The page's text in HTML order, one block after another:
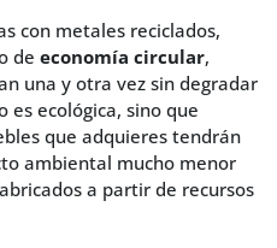
con metales reciclados,
de economía circular,
una y otra vez sin degradar
es ecológica, sino que
que adquieres tendrán
ambiental mucho menor
a partir de recursos